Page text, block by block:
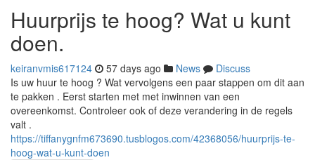
Huurprijs te hoog? Wat u kunt
doen.
keiranvmis617124 57 days ago News
Discuss
Is uw huur te hoog ? Wat vervolgens een paar stappen om dit aan
te pakken . Eerst starten met met inwinnen van een
overeenkomst. Controleer ook of deze verandering in de regels
valt .
https://tiffanygnfm673690.tusblogos.com/42368056/huurprijs-te-
hoog-wat-u-kunt-doen